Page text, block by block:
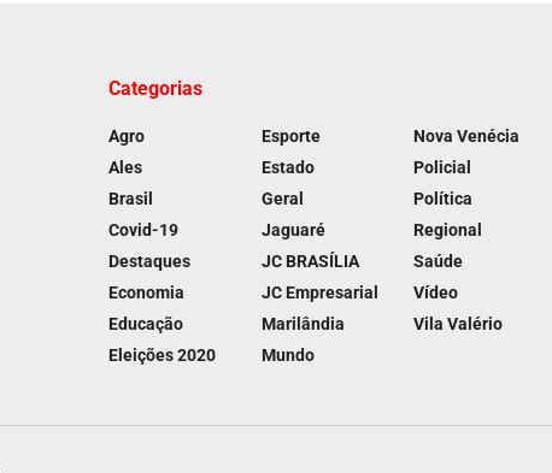
Categorias
Agro
Ales
Brasil
Covid-19
Destaques
Economia
Educação
Eleições 2020
Esporte
Estado
Geral
Jaguaré
JC BRASÍLIA
JC Empresarial
Marilândia
Mundo
Nova Venécia
Policial
Política
Regional
Saúde
Vídeo
Vila Valério